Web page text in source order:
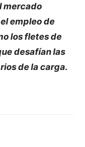
mercado
empleo de
los fletes de
desafían las
de la carga.